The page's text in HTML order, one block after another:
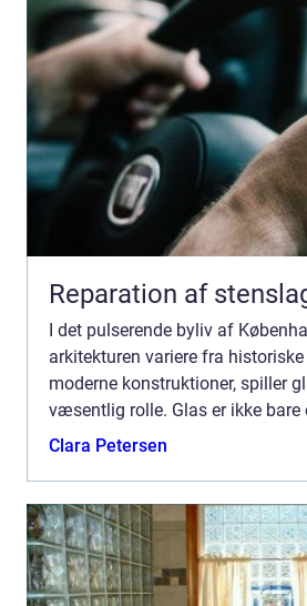
Reparation af
I det pulserende byliv af
arkitekturen variere fra
moderne konstruktioner, spiller
væsentlig rolle. Glas er ikke bare
en essentiel del af byens æstetik
Clara Petersen